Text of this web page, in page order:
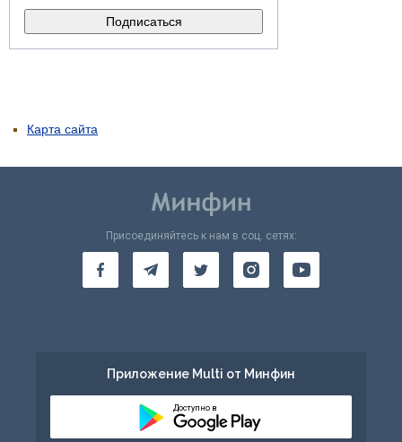
Карта сайта
Присоединяйтесь к нам в соц. сетях:
Приложение Multi от Минфин
Доступно в